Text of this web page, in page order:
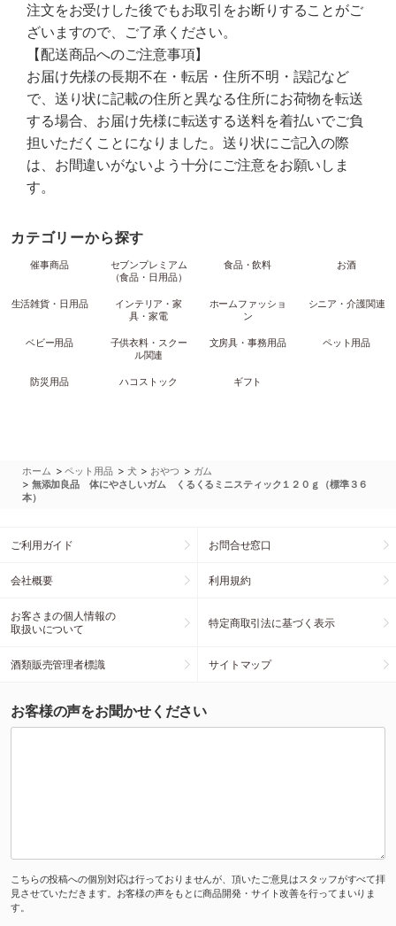
注文をお受けした後でもお取引をお断りすることがご
ざいますので、ご了承ください。
【配送商品へのご注意事項】
お届け先様の長期不在・転居・住所不明・誤記など
で、送り状に記載の住所と異なる住所にお荷物を転送
する場合、お届け先様に転送する送料を着払いでご負
担いただくことになりました。送り状にご記入の際
は、お間違いがないよう十分にご注意をお願いしま
す。
カテゴリーから探す
催事商品
セブンプレミアム
（食品・日用品）
食品・飲料 お酒
生活雑貨・日用品
インテリア・家
具・家電
ホームファッショ
ン
シニア・介護関連
ベビー用品
子供衣料・スクー
ル関連
文房具・事務用品 ペット用品
防災用品 ハコストック ギフト
ホーム >ペット用品 > 犬 > おやつ > ガム
> 無添加良品 体にやさしいガム くるくるミニスティック１２０ｇ（標準３６
本）
ご利用ガイド お問合せ窓口
会社概要 利用規約
お客さまの個人情報の
取扱いについて
特定商取引法に基づく表示
酒類販売管理者標識 サイトマップ
お客様の声をお聞かせください
こちらの投稿への個別対応は行っておりませんが、頂いたご意見はスタッフがすべて拝
見させていただきます。お客様の声をもとに商品開発・サイト改善を行ってまいりま
す。